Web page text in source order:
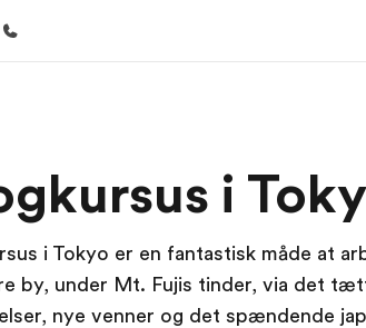
til EF Se alt hvad vi gør
i
i Tokyo er en fantastisk måde at
by, under Mt. Fujis tinder, via det
nye venner og det spændende